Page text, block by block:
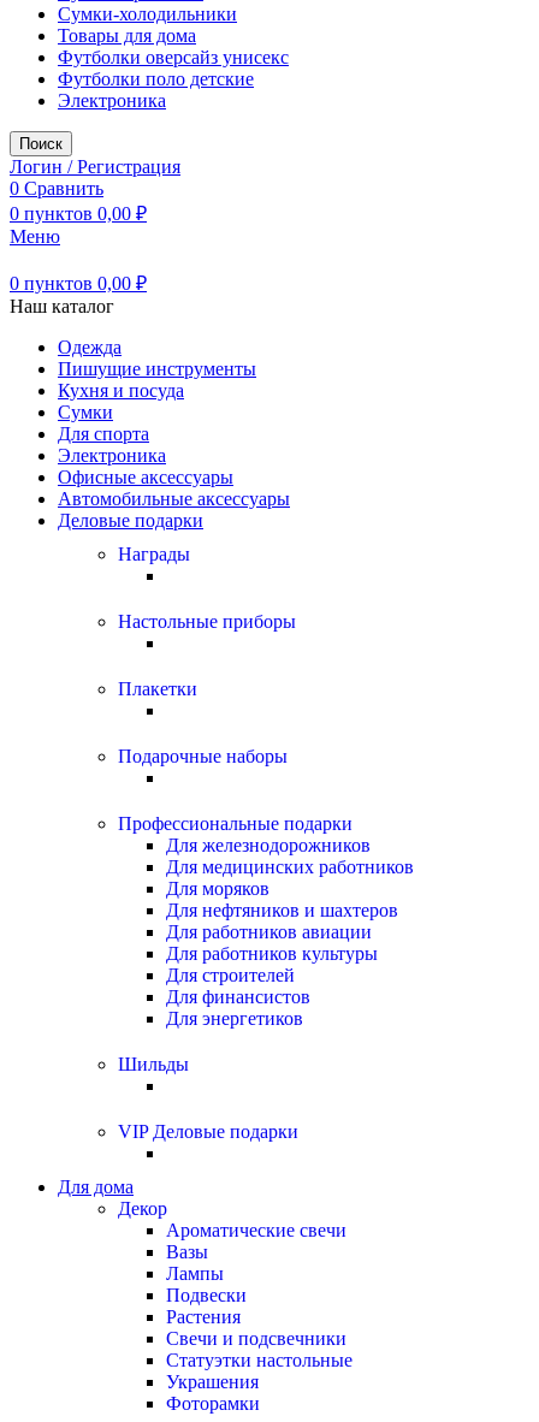
Сумки-холодильники
Товары для дома
Футболки оверсайз унисекс
Футболки поло детские
Электроника
Поиск
Логин / Регистрация
0 Сравнить
0 пунктов 0,00 ₽
Меню
0 пунктов 0,00 ₽
Наш каталог
Одежда
Пишущие инструменты
Кухня и посуда
Сумки
Для спорта
Электроника
Офисные аксессуары
Автомобильные аксессуары
Деловые подарки
Награды
Настольные приборы
Плакетки
Подарочные наборы
Профессиональные подарки
Для железнодорожников
Для медицинских работников
Для моряков
Для нефтяников и шахтеров
Для работников авиации
Для работников культуры
Для строителей
Для финансистов
Для энергетиков
Шильды
VIP Деловые подарки
Для дома
Декор
Ароматические свечи
Вазы
Лампы
Подвески
Растения
Свечи и подсвечники
Статуэтки настольные
Украшения
Фоторамки